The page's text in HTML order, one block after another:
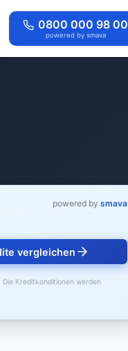
0800 000 98 00
powered by smava
powered by smava
vergleichen
Kreditkonditionen werden